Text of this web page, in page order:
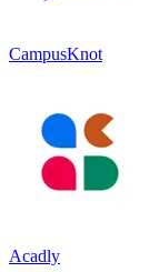
CampusKnot
Acadly